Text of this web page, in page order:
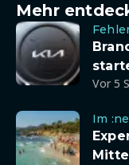
Mehr
Vor 5
Im